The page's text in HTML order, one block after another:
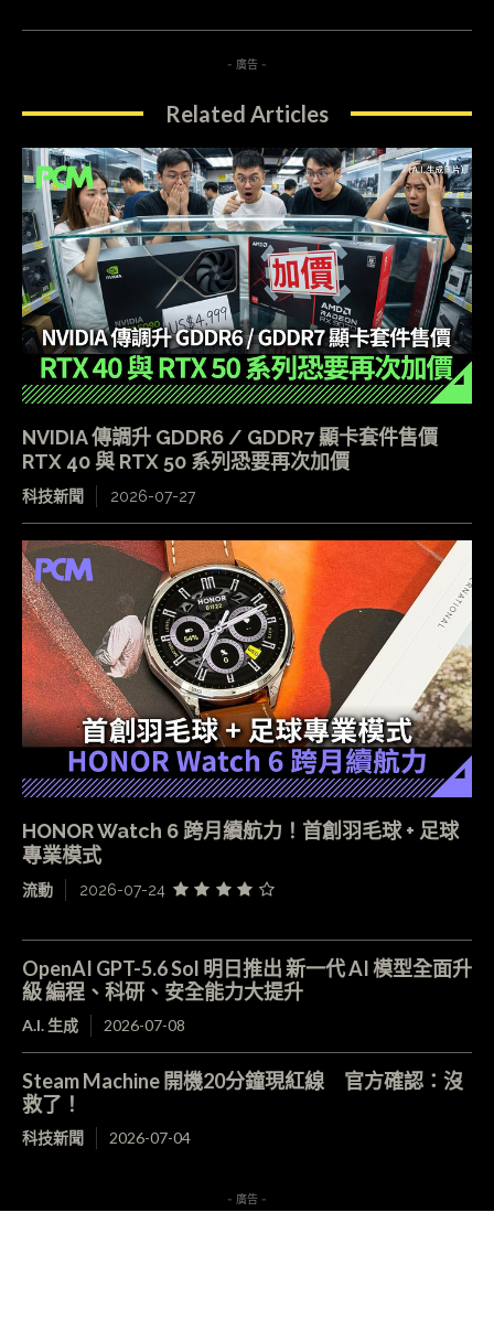
- 廣告 -
Related Articles
NVIDIA 傳調升 GDDR6 / GDDR7 顯卡套件售價
RTX 40 與 RTX 50 系列恐要再次加價
科技新聞 2026-07-27
HONOR Watch 6 跨月續航力！首創羽毛球 + 足球
專業模式
流動 2026-07-24
OpenAI GPT-5.6 Sol 明日推出 新一代 AI 模型全面升
級 編程、科研、安全能力大提升
A.I. 生成 2026-07-08
Steam Machine 開機20分鐘現紅線 官方確認：沒
救了！
科技新聞 2026-07-04
- 廣告 -